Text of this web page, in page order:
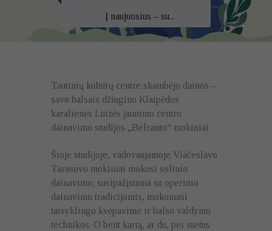
Į naujuosius – su...
Kontaktai
Tautinių kultūrų centre skambėjo dainos –
savo balsais džiugino Klaipėdos
karalienės Luizės jaunimo centro
dainavimo studijos „Belcanto“ mokiniai.
Šioje studijoje, vadovaujamoje Viačeslavo
Tarasovo mokiniai mokosi solinio
dainavimo, susipažįstama su operinio
dainavimo tradicijomis, mokomasi
taisyklingo kvėpavimo ir balso valdymo
technikos. O bent kartą, ar du, per metus